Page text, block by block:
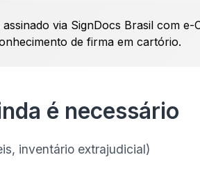
via SignDocs Brasil com
de firma em cartório.
é necessário
inventário extrajudicial)